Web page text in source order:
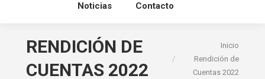
Noticias Contacto
RENDICIÓN DE
CUENTAS 2022
Inicio
Rendición de
Cuentas 2022